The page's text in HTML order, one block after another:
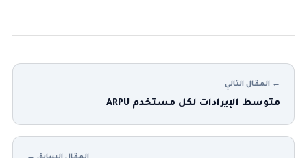
← المقال التالي
متوسط الإيرادات لكل مستخدم ARPU